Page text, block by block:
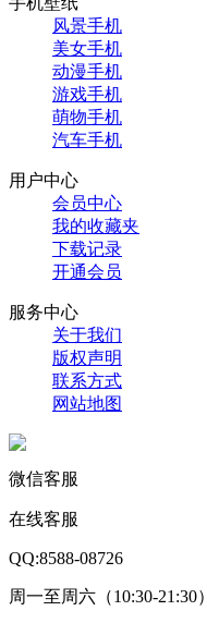
风景手机
美女手机
动漫手机
游戏手机
萌物手机
汽车手机
用户中心
会员中心
我的收藏夹
下载记录
开通会员
服务中心
关于我们
版权声明
联系方式
网站地图
微信客服
在线客服
QQ:8588-08726
周一至周六（10:30-21:30）